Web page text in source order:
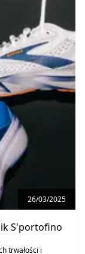
26/03/2025
S'portofino
trwałości i